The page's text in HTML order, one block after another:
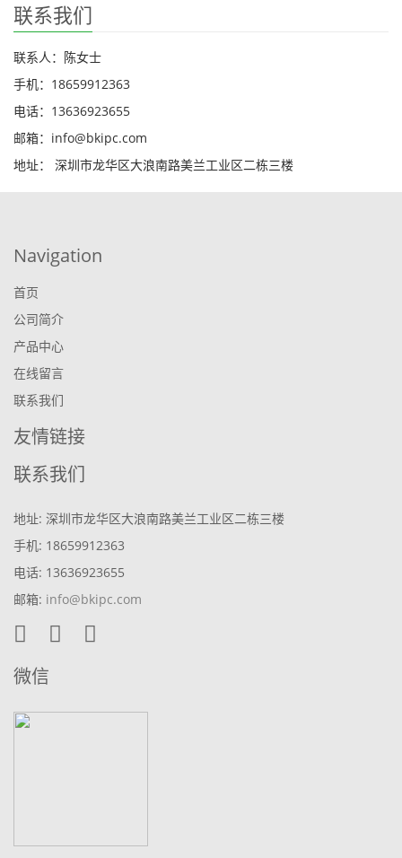
联系我们
联系人：陈女士
手机：18659912363
电话：13636923655
邮箱：info@bkipc.com
地址： 深圳市龙华区大浪南路美兰工业区二栋三楼
Navigation
首页
公司简介
产品中心
在线留言
联系我们
友情链接
联系我们
地址: 深圳市龙华区大浪南路美兰工业区二栋三楼
手机: 18659912363
电话: 13636923655
邮箱: info@bkipc.com
微信